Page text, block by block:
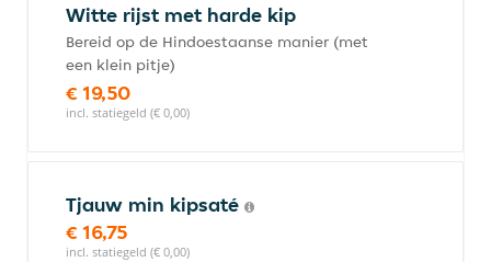
Witte rijst met harde kip
Bereid op de Hindoestaanse manier (met
een klein pitje)
€ 19,50
incl. statiegeld (€ 0,00)
Tjauw min kipsaté
€ 16,75
incl. statiegeld (€ 0,00)